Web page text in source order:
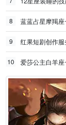
8 蓝蓝占星摩羯座
9 红果短剧创作
10 爱莎公主白羊座